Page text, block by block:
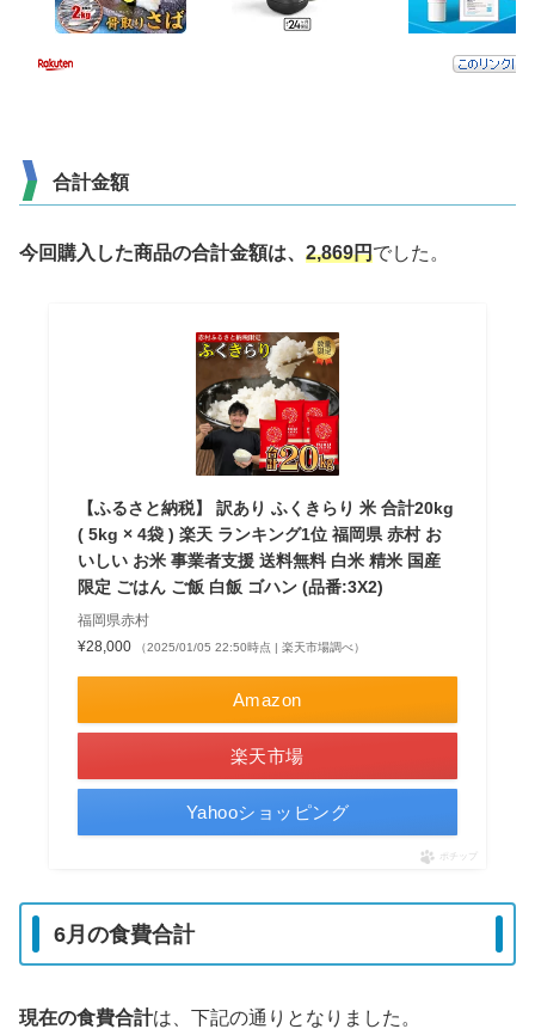
合計金額
今回購入した商品の合計金額は、 2,869円でした。
【ふるさと納税】 訳あり ふくきらり 米 合計20kg
( 5kg × 4袋 ) 楽天 ランキング1位 福岡県 赤村 お
いしい お米 事業者支援 送料無料 白米 精米 国産
限定 ごはん ご飯 白飯 ゴハン (品番:3X2)
福岡県赤村
¥28,000
（2025/01/05 22:50時点 | 楽天市場調べ）
Amazon
楽天市場
Yahooショッピング
ポチップ
6月の食費合計
現在の食費合計は、下記の通りとなりました。